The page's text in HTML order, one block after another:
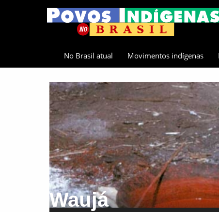
No Brasil atual Movimentos indígenas
Waujá